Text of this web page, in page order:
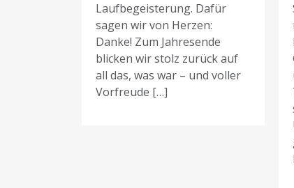
Laufbegeisterung. Dafür
sagen wir von Herzen:
Danke! Zum Jahresende
blicken wir stolz zurück auf
all das, was war – und voller
Vorfreude […]